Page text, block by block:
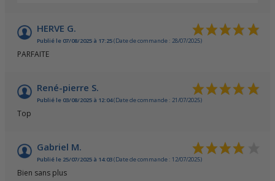
HERVE G.
Publié le 07/08/2025 à 17:25(Date de commande : 28/07/2025)
PARFAITE
René-pierre S.
Publié le 03/08/2025 à 12:04(Date de commande : 21/07/2025)
Top
Gabriel M.
Publié le 25/07/2025 à 14:03(Date de commande : 12/07/2025)
Bien sans plus